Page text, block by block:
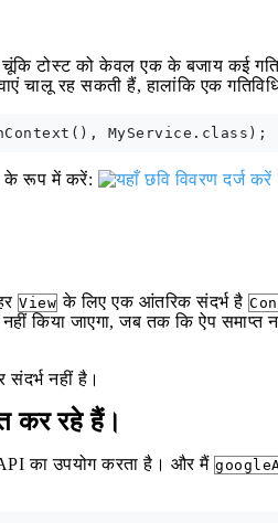
टोस्ट को केवल एक के बजाय कई
चालू रह सकती हैं, हालांकि एक
के रूप में करें:
View के लिए एक आंतरिक संदर्भ है
किया जाएगा, जब तक कि ऐप समाप्त
नहीं है।
कर रहे हैं।
का उपयोग करता है। और मैं